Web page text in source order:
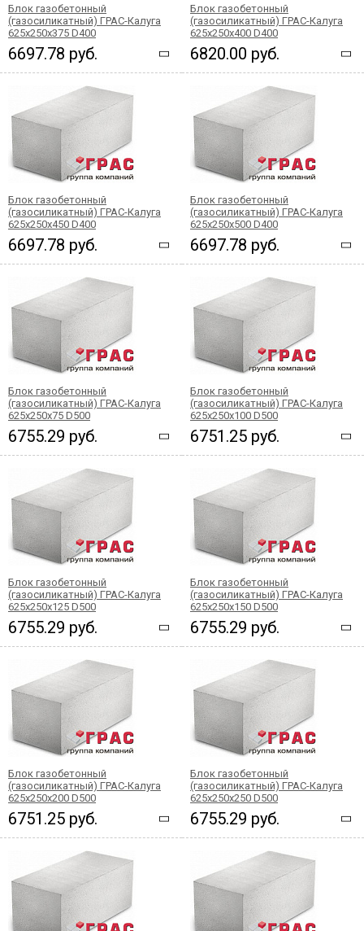
Блок газобетонный
(газосиликатный) ГРАС-Калуга
625x250x375 D400
6697.78 руб.
Блок газобетонный
(газосиликатный) ГРАС-Калуга
625x250x400 D400
6820.00 руб.
Блок газобетонный
(газосиликатный) ГРАС-Калуга
625x250x450 D400
6697.78 руб.
Блок газобетонный
(газосиликатный) ГРАС-Калуга
625x250x500 D400
6697.78 руб.
Блок газобетонный
(газосиликатный) ГРАС-Калуга
625x250x75 D500
6755.29 руб.
Блок газобетонный
(газосиликатный) ГРАС-Калуга
625x250x100 D500
6751.25 руб.
Блок газобетонный
(газосиликатный) ГРАС-Калуга
625x250x125 D500
6755.29 руб.
Блок газобетонный
(газосиликатный) ГРАС-Калуга
625x250x150 D500
6755.29 руб.
Блок газобетонный
(газосиликатный) ГРАС-Калуга
625x250x200 D500
6751.25 руб.
Блок газобетонный
(газосиликатный) ГРАС-Калуга
625x250x250 D500
6755.29 руб.